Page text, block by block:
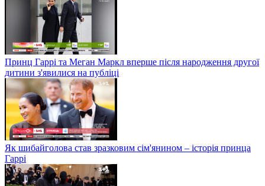
Принц Гаррі та Меган Маркл вперше після народження другої
дитини з'явилися на публіці
Як шибайголова став зразковим сім'янином – історія принца
Гаррі